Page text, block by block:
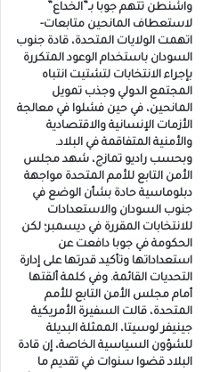
واشنطن تتهم جوبا بـ”الخداع”
لاستعطاف المانحين متابعات-
اتهمت الولايات المتحدة، قادة جنوب
السودان باستخدام الوعود المتكررة
بإجراء الانتخابات لتشتيت انتباه
المجتمع الدولي وجذب تمويل
المانحين، في حين فشلوا في معالجة
الأزمات الإنسانية والاقتصادية
والأمنية المتفاقمة في البلاد.
وبحسب راديو تمازج، شهد مجلس
الأمن التابع للأمم المتحدة مواجهة
دبلوماسية حادة بشأن الوضع في
جنوب السودان والاستعدادات
للانتخابات المقررة في ديسمبر؛ لكن
الحكومة في جوبا دافعت عن
استعداداتها وتأكيد قدرتها على إدارة
التحديات القائمة. وفي كلمة ألقتها
أمام مجلس الأمن التابع للأمم
المتحدة، قالت السفيرة الأمريكية
جينيفر لوسيتا، الممثلة البديلة
للشؤون السياسية الخاصة، إن قادة
البلاد قضوا سنوات في تقديم ما